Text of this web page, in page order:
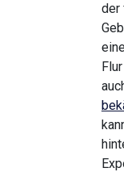
der